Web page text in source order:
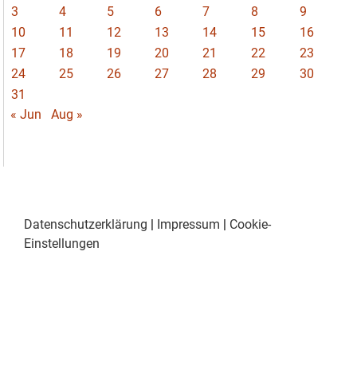
3
4 5 6 7 8
9
10
11 12 13 14 15
16
17
18 19 20 21 22
23
24
25 26 27 28 29
30
31
« Jun
Aug »
Datenschutzerklärung | Impressum | Cookie-
Einstellungen